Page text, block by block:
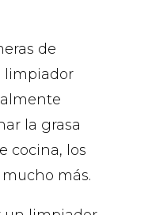
de
limpiador
la grasa
cocina, los
más.